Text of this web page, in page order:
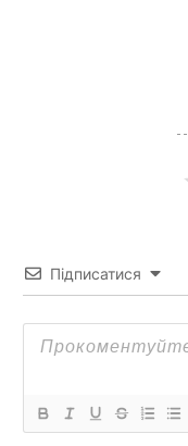
Підписатися